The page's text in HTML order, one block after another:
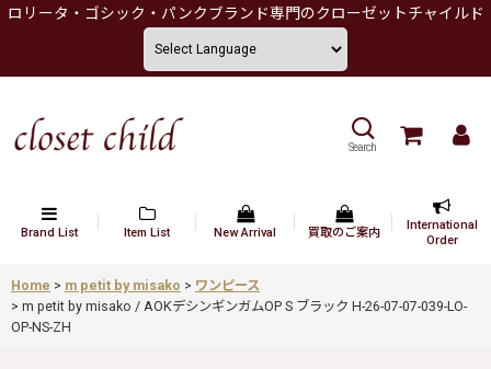
ロリータ・ゴシック・パンクブランド専門のクローゼットチャイルド
Search
Brand List Item List New Arrival 買取のご案内
International
Order
Home > m petit by misako > ワンピース
> m petit by misako / AOKデシンギンガムOP S ブラック H-26-07-07-039-LO-
OP-NS-ZH